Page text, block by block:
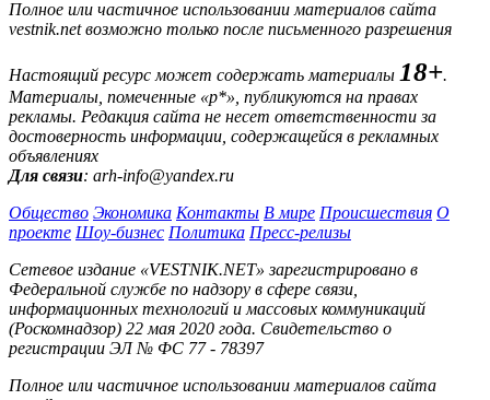
Полное или частичное использовании материалов сайта
vestnik.net возможно только после письменного разрешения
Настоящий ресурс может содержать материалы 18+.
Материалы, помеченные «р*», публикуются на правах
рекламы. Редакция сайта не несет ответственности за
достоверность информации, содержащейся в рекламных
объявлениях
Для связи: arh-info@yandex.ru
Общество Экономика Контакты В мире Происшествия О
проекте Шоу-бизнес Политика Пресс-релизы
Сетевое издание «VESTNIK.NET» зарегистрировано в
Федеральной службе по надзору в сфере связи,
информационных технологий и массовых коммуникаций
(Роскомнадзор) 22 мая 2020 года. Свидетельство о
регистрации ЭЛ № ФС 77 - 78397
Полное или частичное использовании материалов сайта